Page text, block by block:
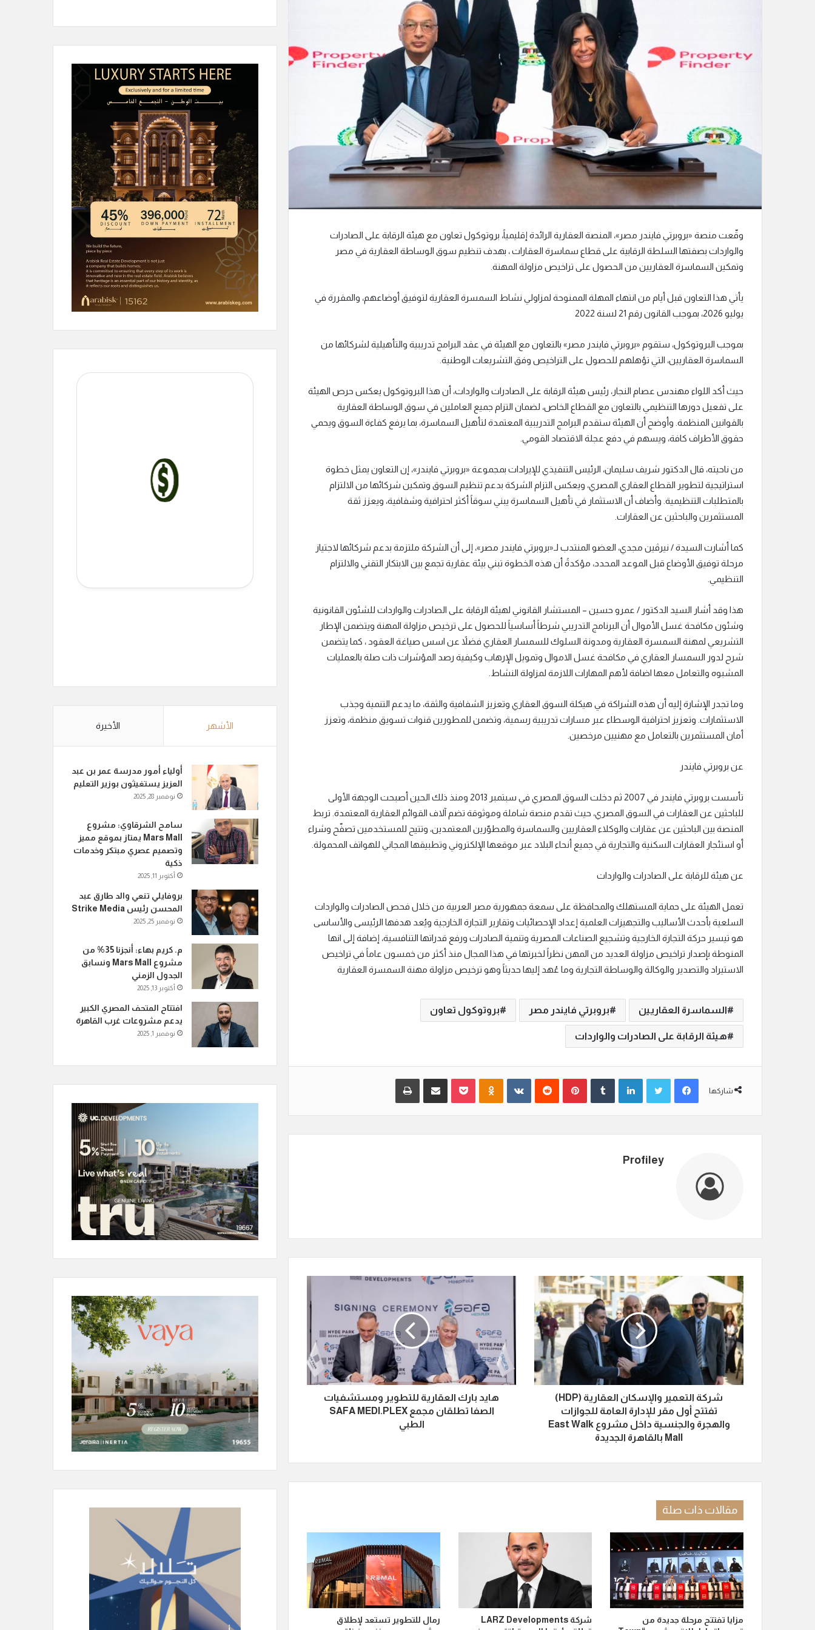
ر
و
وقّعت منصة «بروبرتي فايندر مصر»، المنصة العقارية الرائدة إقليمياً، بروتوكول تعاون مع هيئة الرقابة على الصادرات
والواردات بصفتها السلطة الرقابية على قطاع سماسرة العقارات ، بهدف تنظيم سوق الوساطة العقارية في مصر
وتمكين السماسرة العقاريين من الحصول على تراخيص مزاولة المهنة.
يأتي هذا التعاون قبل أيام من انتهاء المهلة الممنوحة لمزاولي نشاط السمسرة العقارية لتوفيق أوضاعهم، والمقررة في
يوليو 2026، بموجب القانون رقم 21 لسنة 2022
بموجب البروتوكول، ستقوم «بروبرتي فايندر مصر» بالتعاون مع الهيئة في عقد البرامج تدريبية والتأهيلية لشركائها من
السماسرة العقاريين، التي تؤهلهم للحصول على التراخيص وفق التشريعات الوطنية.
حيث أكد اللواء مهندس عصام النجار، رئيس هيئة الرقابة على الصادرات والواردات، أن هذا البروتوكول يعكس حرص الهيئة
على تفعيل دورها التنظيمي بالتعاون مع القطاع الخاص، لضمان التزام جميع العاملين في سوق الوساطة العقارية
بالقوانين المنظمة. وأوضح أن الهيئة ستقدم البرامج التدريبية المعتمدة لتأهيل السماسرة، بما يرفع كفاءة السوق ويحمي
حقوق الأطراف كافة، ويسهم في دفع عجلة الاقتصاد القومي.
من ناحيته، قال الدكتور شريف سليمان، الرئيس التنفيذي للإيرادات بمجموعة «بروبرتي فايندر»، إن التعاون يمثل خطوة
استراتيجية لتطوير القطاع العقاري المصري، ويعكس التزام الشركة بدعم تنظيم السوق وتمكين شركائها من الالتزام
بالمتطلبات التنظيمية. وأضاف أن الاستثمار في تأهيل السماسرة يبني سوقاً أكثر احترافية وشفافية، ويعزز ثقة
المستثمرين والباحثين عن العقارات.
كما أشارت السيدة / نيرڤين مجدي، العضو المنتدب لـ«بروبرتي فايندر مصر»، إلى أن الشركة ملتزمة بدعم شركائها لاجتياز
مرحلة توفيق الأوضاع قبل الموعد المحدد، مؤكدةً أن هذه الخطوة تبني بيئة عقارية تجمع بين الابتكار التقني والالتزام
التنظيمي.
هذا وقد أشار السيد الدكتور / عمرو حسين – المستشار القانوني لهيئة الرقابة على الصادرات والواردات للشئون القانونية
وشئون مكافحة غسل الأموال أن البرنامج التدريبي شرطاً أساسياً للحصول على ترخيص مزاولة المهنة ويتضمن الإطار
التشريعي لمهنة السمسرة العقارية ومدونة السلوك للسمسار العقاري فضلاً عن اسس صياغة العقود ، كما يتضمن
شرح لدور السمسار العقاري في مكافحة غسل الاموال وتمويل الإرهاب وكيفية رصد المؤشرات ذات صلة بالعمليات
المشبوه والتعامل معها اضافة لأهم المهارات اللازمة لمزاولة النشاط.
وما تجدر الإشارة إليه أن هذه الشراكة في هيكلة السوق العقاري وتعزيز الشفافية والثقة، ما يدعم التنمية وجذب
الاستثمارات. وتعزيز احترافية الوسطاء عبر مسارات تدريبية رسمية، وتضمن للمطورين قنوات تسويق منظمة، وتعزز
أمان المستثمرين بالتعامل مع مهنيين مرخصين.
عن بروبرتي فايندر
تأسست بروبرتي فايندر في 2007 ثم دخلت السوق المصري في سبتمبر 2013 ومنذ ذلك الحين أصبحت الوجهة الأولى
للباحثين عن العقارات في السوق المصري، حيث تقدم منصة شاملة وموثوقة تضم آلاف القوائم العقارية المعتمدة. تربط
المنصة بين الباحثين عن عقارات والوكلاء العقاريين والسماسرة والمطوّرين المعتمدين، وتتيح للمستخدمين تصفّح وشراء
أو استئجار العقارات السكنية والتجارية في جميع أنحاء البلاد عبر موقعها الإلكتروني وتطبيقها المجاني للهواتف المحمولة.
عن هيئة للرقابة على الصادرات والواردات
تعمل الهيئة على حماية المستهلك والمحافظة على سمعة جمهورية مصر العربية من خلال فحص الصادرات والواردات
السلعية بأحدث الأساليب والتجهيزات العلمية إعداد الإحصائيات وتقارير التجارة الخارجية ويُعد هدفها الرئيسى والأساسى
هو تيسير حركة التجارة الخارجية وتشجيع الصناعات المصرية وتنمية الصادرات ورفع قدراتها التنافسية، إضافة إلى انها
المنوطة بإصدار تراخيص مزاولة العديد من المهن نظراً لخبرتها في هذا المجال منذ أكثر من خمسون عاماً في تراخيص
الاستيراد والتصدير والوكالة والوساطة التجارية وما عُهد إليها حديثاً وهو ترخيص مزاولة مهنة السمسرة العقارية
السماسرة العقاريين بروبرتي فايندر مصر بروتوكول تعاون
هيئة الرقابة على الصادرات والواردات
شاركها
فيسبوك لينكدإن بينتيريست ‏VKontakte بوكيت
Profiley
شركة التعمير والإسكان العقارية (HDP)
تفتتح أول مقر للإدارة العامة للجوازات
والهجرة والجنسية داخل مشروع East Walk
Mall بالقاهرة الجديدة
هايد بارك العقارية للتطوير ومستشفيات
الصفا تطلقان مجمع SAFA MEDI.PLEX
الطبي
مقالات ذات صلة
مزايا تفتتح مرحلة جديدة من
شركة LARZ Developments
رمال للتطوير تستعد لإطلاق
الأشهر الأخيرة
أولياء أمور مدرسة عمر بن عبد
العزيز يستغيثون بوزير التعليم
نوفمبر 28, 2025
سامح الشرقاوي: مشروع
Mars Mall يمتاز بموقع مميز
وتصميم عصري مبتكر وخدمات
ذكية
أكتوبر 11, 2025
بروفايلي تنعي والد طارق عبد
المحسن رئيس Strike Media
نوفمبر 25, 2025
م. كريم بهاء: أنجزنا 35% من
مشروع Mars Mall ونسابق
الجدول الزمني
أكتوبر 13, 2025
افتتاح المتحف المصري الكبير
يدعم مشروعات غرب القاهرة
نوفمبر 1, 2025